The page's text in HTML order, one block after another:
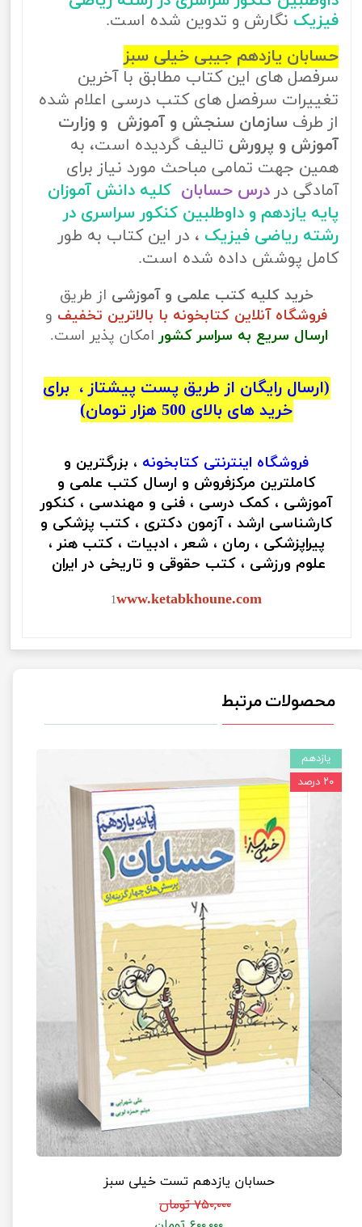
فیزیک نگارش و تدوین شده است.
حسابان یازدهم جیبی خیلی سبز
سرفصل های این کتاب مطابق با آخرین
تغییرات سرفصل های کتب درسی اعلام شده
از طرف سازمان سنجش و آموزش و وزارت
آموزش و پرورش تالیف گردیده است، به
همین جهت تمامی مباحث مورد نیاز برای
آمادگی در درس حسابان کلیه دانش آموزان
پایه یازدهم و داوطلبین کنکور سراسری در
رشته ریاضی فیزیک ، در این کتاب به طور
کامل پوشش داده شده است.
خرید کلیه کتب علمی و آموزشی از طریق
فروشگاه آنلاین کتابخونه با بالاترین تخفیف و
ارسال سریع به سراسر کشور امکان پذیر است.
(ارسال رایگان از طریق پست پیشتاز ، برای
خرید های بالای 500 هزار تومان)
فروشگاه اینترنتی کتابخونه ، بزرگترین و
کاملترین مرکزفروش و ارسال کتب علمی و
آموزشی ، کمک درسی ، فنی و مهندسی ، کنکور
کارشناسی ارشد ، آزمون دکتری ، کتب پزشکی و
پیراپزشکی ، رمان ، شعر ، ادبیات ، کتب هنر ،
علوم ورزشی ، کتب حقوقی و تاریخی در ایران
1www.ketabkhoune.com
محصولات مرتبط
حسابان یازدهم تست خیلی سبز
۷۵۰,۰۰۰ تومان
یازدهم
۲۰ درصد